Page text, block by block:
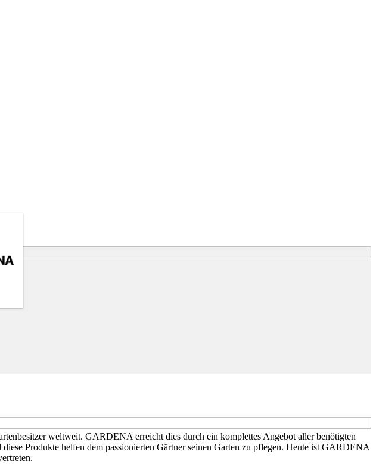
weltweit. GARDENA erreicht dies durch ein komplettes Angebot aller benötigten
Produkte helfen dem passionierten Gärtner seinen Garten zu pflegen. Heute ist GARDENA